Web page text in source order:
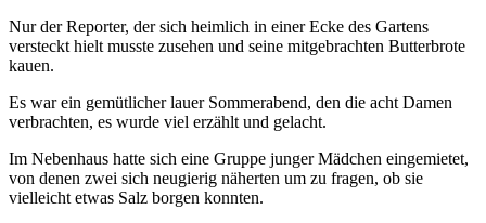
Nur der Reporter, der sich heimlich in einer Ecke des Gartens
versteckt hielt musste zusehen und seine mitgebrachten Butterbrote
kauen.
Es war ein gemütlicher lauer Sommerabend, den die acht Damen
verbrachten, es wurde viel erzählt und gelacht.
Im Nebenhaus hatte sich eine Gruppe junger Mädchen eingemietet,
von denen zwei sich neugierig näherten um zu fragen, ob sie
vielleicht etwas Salz borgen konnten.